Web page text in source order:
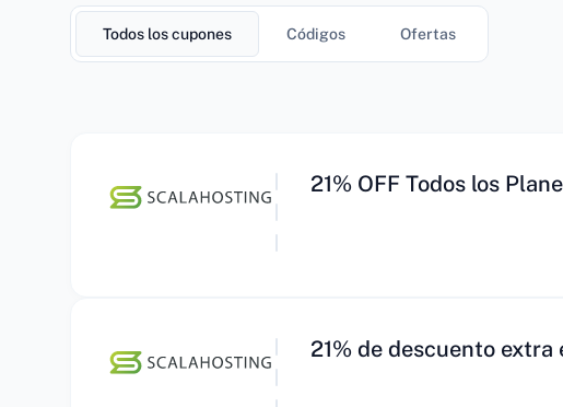
Todos los cupones Códigos Ofertas
21% OFF Todos los
21% de descuento extra